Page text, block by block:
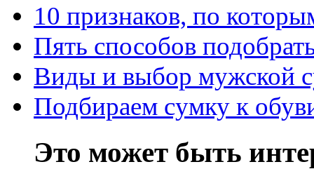
10 признаков, по
Пять способов
Виды и выбор мужской
Подбираем сумку к
Это может быть